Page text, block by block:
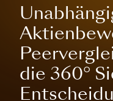
die 360°